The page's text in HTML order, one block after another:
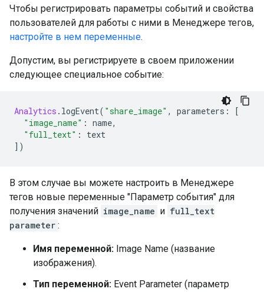
Чтобы регистрировать параметры событий и свойства
пользователей для работы с ними в Менеджере тегов,
настройте в нем переменные.
Допустим, вы регистрируете в своем приложении
следующее специальное событие:
Analytics . logEvent( "share_image" , parameters :
[
"image_name" : name,
"full_text" :
text
])
В этом случае вы можете настроить в Менеджере
тегов новые переменные "Параметр события" для
получения значений image_name и full_text
parameter :
Имя переменной: Image Name (название
изображения).
Тип переменной: Event Parameter (параметр